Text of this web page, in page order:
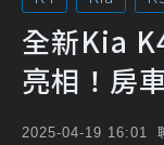
全新Kia
亮相！房
2025-04-19 16:01